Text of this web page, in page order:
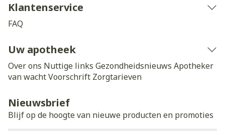
Klantenservice
FAQ
Uw apotheek
Over ons Nuttige links Gezondheidsnieuws Apotheker
van wachtVoorschrift Zorgtarieven
Nieuwsbrief
Blijf op de hoogte van nieuwe producten en promoties